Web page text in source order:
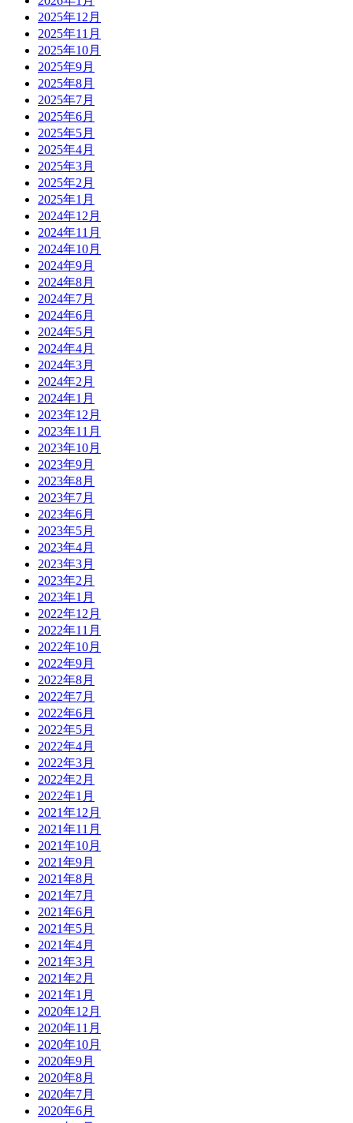
2025年12月
2025年11月
2025年10月
2025年9月
2025年8月
2025年7月
2025年6月
2025年5月
2025年4月
2025年3月
2025年2月
2025年1月
2024年12月
2024年11月
2024年10月
2024年9月
2024年8月
2024年7月
2024年6月
2024年5月
2024年4月
2024年3月
2024年2月
2024年1月
2023年12月
2023年11月
2023年10月
2023年9月
2023年8月
2023年7月
2023年6月
2023年5月
2023年4月
2023年3月
2023年2月
2023年1月
2022年12月
2022年11月
2022年10月
2022年9月
2022年8月
2022年7月
2022年6月
2022年5月
2022年4月
2022年3月
2022年2月
2022年1月
2021年12月
2021年11月
2021年10月
2021年9月
2021年8月
2021年7月
2021年6月
2021年5月
2021年4月
2021年3月
2021年2月
2021年1月
2020年12月
2020年11月
2020年10月
2020年9月
2020年8月
2020年7月
2020年6月